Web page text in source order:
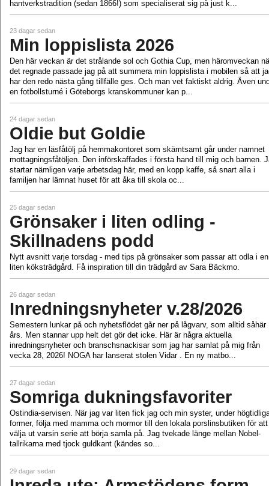
hantverkstradition (sedan 1866!) som specialiserat sig på just k...
23 dagar sedan
Min loppislista 2026
Den här veckan är det strålande sol och Gothia Cup, men häromveckan
det regnade passade jag på att summera min loppislista i mobilen så att
har den redo nästa gång tillfälle ges. Och man vet faktiskt aldrig. Även
en fotbollsturné i Göteborgs kranskommuner kan p...
24 dagar sedan
Oldie but Goldie
Jag har en läsfåtölj på hemmakontoret som skämtsamt går under namnet
mottagningsfåtöljen. Den införskaffades i första hand till mig och barnen.
startar nämligen varje arbetsdag här, med en kopp kaffe, så snart alla i
familjen har lämnat huset för att åka till skola oc...
25 dagar sedan
Grönsaker i liten odling -
Skillnadens podd
Nytt avsnitt varje torsdag - med tips på grönsaker som passar att odla i en
liten köksträdgård. Få inspiration till din trädgård av Sara Bäckmo.
26 dagar sedan
Inredningsnyheter v.28/2026
Semestern lunkar på och nyhetsflödet går ner på lågvarv, som alltid såhär
års. Men stannar upp helt det gör det icke. Här är några aktuella
inredningsnyheter och branschsnackisar som jag har samlat på mig från
vecka 28, 2026! NOGA har lanserat stolen Vidar . En ny matbo...
27 dagar sedan
Somriga dukningsfavoriter
Ostindia-servisen. När jag var liten fick jag och min syster, under
former, följa med mamma och mormor till den lokala porslinsbutiken för att
välja ut varsin serie att börja samla på. Jag tvekade länge mellan Nobel-
tallrikarna med tjock guldkant (kändes so...
29 dagar sedan